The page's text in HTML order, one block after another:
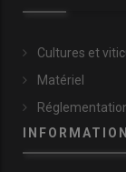
Cultures et
Matériel